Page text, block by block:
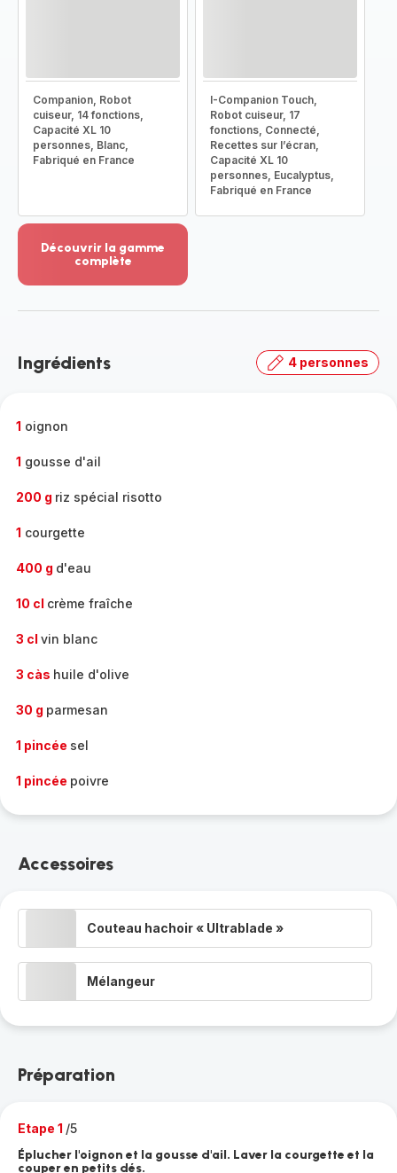
Companion, Robot
cuiseur, 14 fonctions,
Capacité XL 10
personnes, Blanc,
Fabriqué en France
I-Companion Touch,
Robot cuiseur, 17
fonctions, Connecté,
Recettes sur l’écran,
Capacité XL 10
personnes, Eucalyptus,
Fabriqué en France
Découvrir la gamme
complète
-
gamme
Ingrédients 4 personnes
1 oignon
1 gousse d'ail
200 g riz spécial risotto
1 courgette
400 g d'eau
10 cl crème fraîche
3 cl vin blanc
3 càs huile d'olive
30 g parmesan
1 pincée sel
1 pincée poivre
Accessoires
Couteau hachoir « Ultrablade »
Mélangeur
Préparation
Etape 1 /5
Éplucher l'oignon et la gousse d'ail. Laver la courgette et la
couper en petits dés.